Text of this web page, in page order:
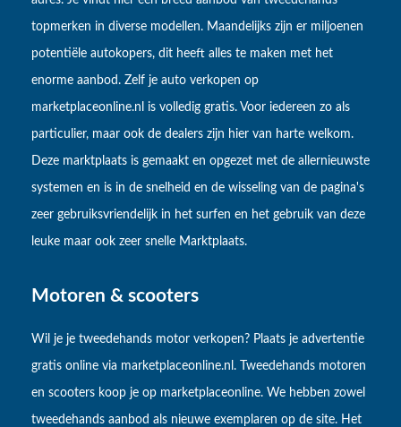
topmerken in diverse modellen. Maandelijks zijn er miljoenen
potentiële autokopers, dit heeft alles te maken met het
enorme aanbod. Zelf je auto verkopen op
marketplaceonline.nl is volledig gratis. Voor iedereen zo als
particulier, maar ook de dealers zijn hier van harte welkom.
Deze marktplaats is gemaakt en opgezet met de allernieuwste
systemen en is in de snelheid en de wisseling van de pagina's
zeer gebruiksvriendelijk in het surfen en het gebruik van deze
leuke maar ook zeer snelle Marktplaats.
Motoren & scooters
Wil je je tweedehands motor verkopen? Plaats je advertentie
gratis online via marketplaceonline.nl. Tweedehands motoren
en scooters koop je op marketplaceonline. We hebben zowel
tweedehands aanbod als nieuwe exemplaren op de site. Het